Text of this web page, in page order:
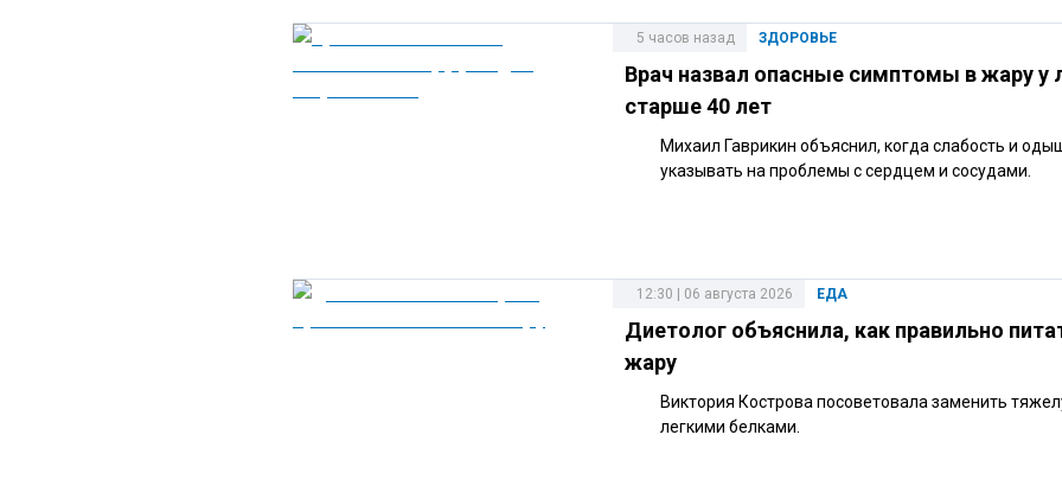
ЗДОРОВЬЕ
5 часов назад
Врач назвал опасные симптомы в жару у
старше 40 лет
Михаил Гаврикин объяснил, когда слабость и
указывать на проблемы с сердцем и сосудами.
ЕДА
12:30 | 06 августа 2026
Диетолог объяснила, как правильно
жару
Виктория Кострова посоветовала заменить
легкими белками.